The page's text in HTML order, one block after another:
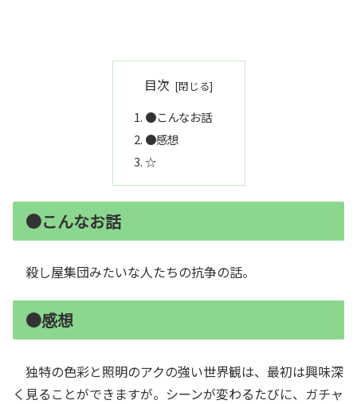
目次
●こんなお話
●感想
☆
●こんなお話
殺し屋集団みたいな人たちの抗争の話。
●感想
独特の色彩と照明のアクの強い世界観は、最初は興味深
く見ることができますが。シーンが変わるたびに、ガチャ